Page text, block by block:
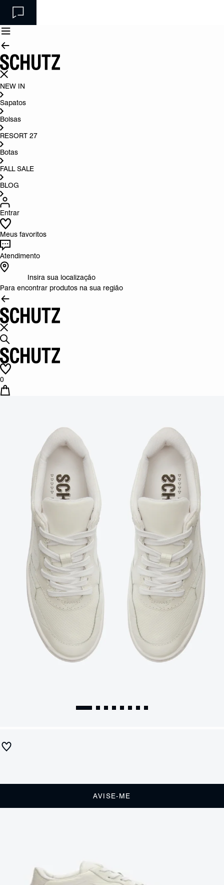
NEW IN
Sapatos
Bolsas
RESORT 27
Botas
FALL SALE
BLOG
Entrar
Meus favoritos
Atendimento
Insira sua localização
Para encontrar produtos na sua região
0
AVISE-ME
clássico, ele é perfeito para usar com peças que vão do jeans a
vestidos e até alfaiataria. Must have!